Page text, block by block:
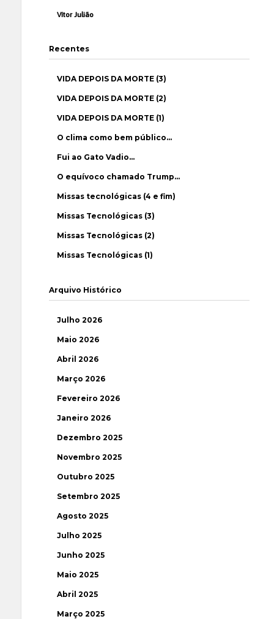
Vítor Julião
Recentes
VIDA DEPOIS DA MORTE (3)
VIDA DEPOIS DA MORTE (2)
VIDA DEPOIS DA MORTE (1)
O clima como bem público…
Fui ao Gato Vadio…
O equívoco chamado Trump…
Missas tecnológicas (4 e fim)
Missas Tecnológicas (3)
Missas Tecnológicas (2)
Missas Tecnológicas (1)
Arquivo Histórico
Julho 2026
Maio 2026
Abril 2026
Março 2026
Fevereiro 2026
Janeiro 2026
Dezembro 2025
Novembro 2025
Outubro 2025
Setembro 2025
Agosto 2025
Julho 2025
Junho 2025
Maio 2025
Abril 2025
Março 2025